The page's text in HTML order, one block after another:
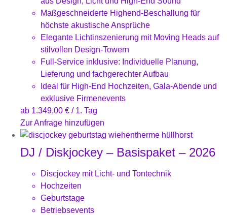
Maßgeschneiderte Highend-Beschallung für
höchste akustische Ansprüche
Elegante Lichtinszenierung mit Moving Heads auf
stilvollen Design-Towern
Full-Service inklusive: Individuelle Planung,
Lieferung und fachgerechter Aufbau
Ideal für High-End Hochzeiten, Gala-Abende und
exklusive Firmenevents
ab 1.349,00 € / 1. Tag
Zur Anfrage hinzufügen
DJ / Diskjockey – Basispaket – 2026
Discjockey mit Licht- und Tontechnik
Hochzeiten
Geburtstage
Betriebsevents